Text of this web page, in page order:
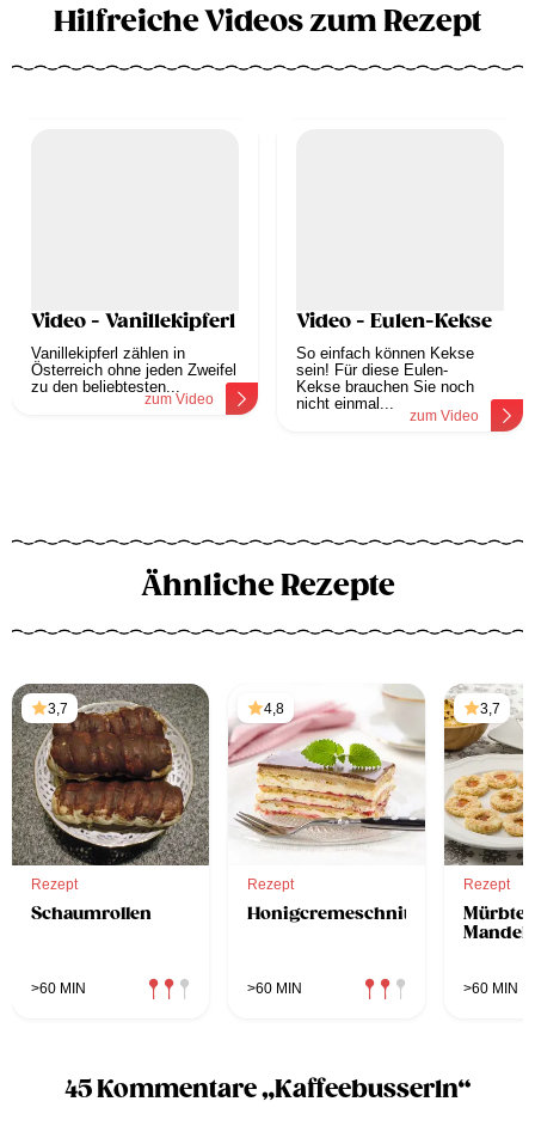
Hilfreiche Videos zum Rezept
Video - Vanillekipferl
Vanillekipferl zählen in
Österreich ohne jeden Zweifel
zu den beliebtesten...
zum Video
Video - Eulen-Kekse
So einfach können Kekse
sein! Für diese Eulen-
Kekse brauchen Sie noch
nicht einmal...
zum Video
Ähnliche Rezepte
3,7
Rezept
Schaumrollen
>60 MIN
4,8
Rezept
Honigcremeschnitten
>60 MIN
3,7
Rezept
>60 MIN
45 Kommentare „Kaffeebusserln“